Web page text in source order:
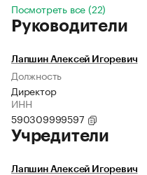
Посмотреть все (22)
Руководители
Лапшин Алексей Игоревич
Должность
Директор
ИНН
590309999597
Учредители
Лапшин Алексей Игоревич